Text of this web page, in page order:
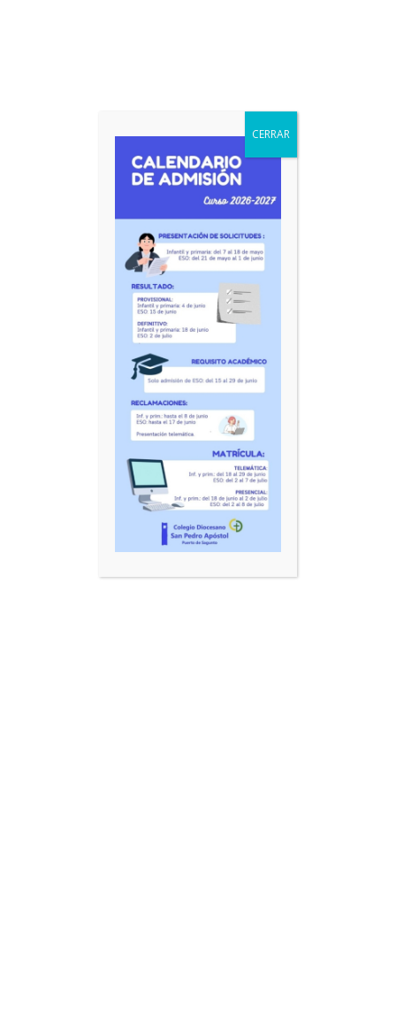
¡BIENVENIDOS!
Centro Concertado de ideal Católico, parroquial y cercano.
Ofrecemos una educación integral para el alumnado de 2º
ciclo de educación infantil, educación primaria y ESO.
Además, disponemos de comedor y actividades
extraescolares.
CONTACTA
CERRAR